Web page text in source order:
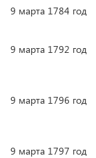
9 марта 1784 год
9 марта 1792 год
9 марта 1796 год
9 марта 1797 год